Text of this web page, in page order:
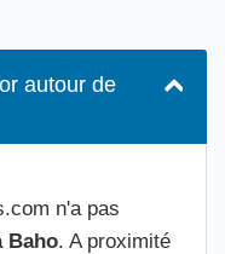
autour de
n'a pas
Baho. A proximité